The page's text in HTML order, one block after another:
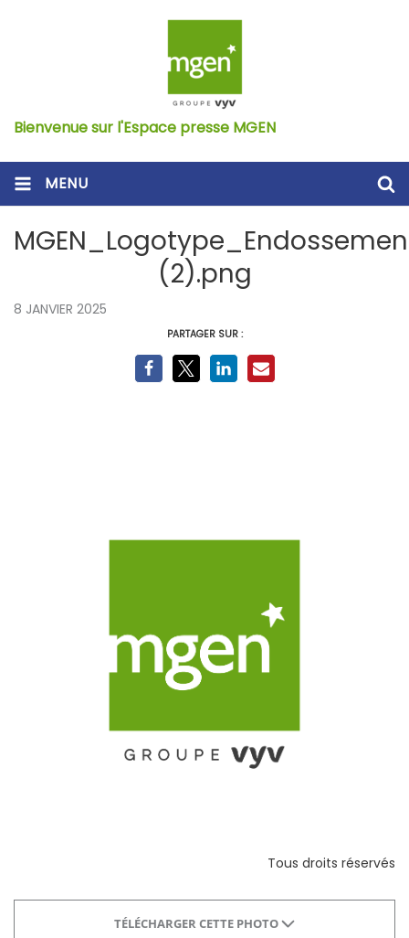
Bienvenue sur l'Espace presse MGEN
MENU
(2).png
8 JANVIER 2025
PARTAGER SUR :
Tous droits réservés
TÉLÉCHARGER CETTE PHOTO